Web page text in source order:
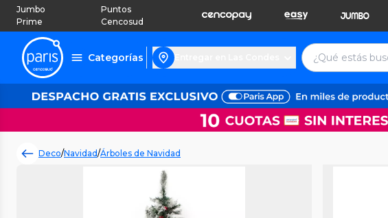
Jumbo
Prime
Puntos
Cencosud
Categorías
Deco/Navidad/Árboles de Navidad